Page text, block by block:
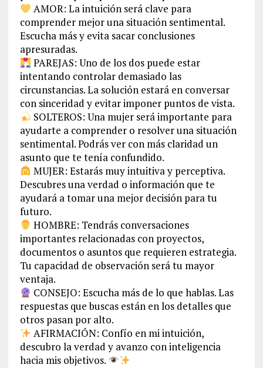
AMOR: La intuición será clave para
comprender mejor una situación sentimental.
Escucha más y evita sacar conclusiones
apresuradas.
PAREJAS: Uno de los dos puede estar
intentando controlar demasiado las
circunstancias. La solución estará en conversar
con sinceridad y evitar imponer puntos de vista.
SOLTEROS: Una mujer será importante para
ayudarte a comprender o resolver una situación
sentimental. Podrás ver con más claridad un
asunto que te tenía confundido.
MUJER: Estarás muy intuitiva y perceptiva.
Descubres una verdad o información que te
ayudará a tomar una mejor decisión para tu
futuro.
HOMBRE: Tendrás conversaciones
importantes relacionadas con proyectos,
documentos o asuntos que requieren estrategia.
Tu capacidad de observación será tu mayor
ventaja.
CONSEJO: Escucha más de lo que hablas. Las
respuestas que buscas están en los detalles que
otros pasan por alto.
AFIRMACIÓN: Confío en mi intuición,
descubro la verdad y avanzo con inteligencia
hacia mis objetivos.